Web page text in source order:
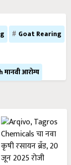
Goat Rearing
आरोग्य